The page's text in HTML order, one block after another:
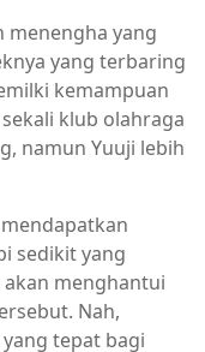
menengha yang
yang terbaring
kemampuan
klub olahraga
namun Yuuji lebih
sedikit yang
menghantui
Nah,
tepat bagi